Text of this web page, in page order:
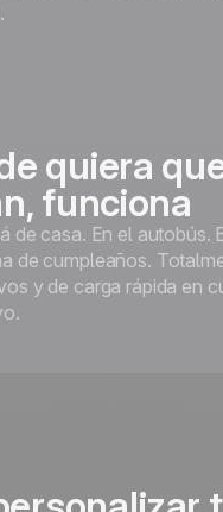
quiera
funciona
de casa. En el autobús.
de cumpleaños.
y de carga rápida en